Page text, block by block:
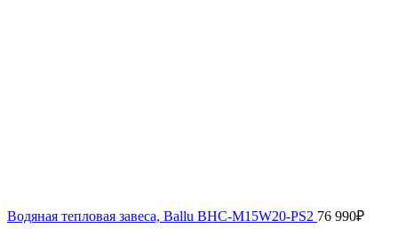
Водяная тепловая завеса, Ballu BHC-M15W20-PS2 76 990₽